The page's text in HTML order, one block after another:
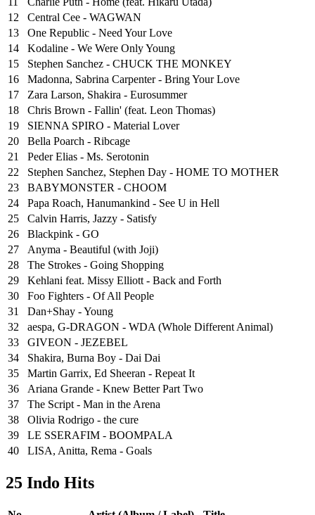
12
Central Cee - WAGWAN
13
One Republic - Need Your Love
14
Kodaline - We Were Only Young
15
Stephen Sanchez - CHUCK THE MONKEY
16
Madonna, Sabrina Carpenter - Bring Your Love
17
Zara Larson, Shakira - Eurosummer
18
Chris Brown - Fallin' (feat. Leon Thomas)
19
SIENNA SPIRO - Material Lover
20
Bella Poarch - Ribcage
21
Peder Elias - Ms. Serotonin
22
Stephen Sanchez, Stephen Day - HOME TO MOTHER
23
BABYMONSTER - CHOOM
24
Papa Roach, Hanumankind - See U in Hell
25
⁠Calvin Harris, Jazzy - Satisfy
26
Blackpink - GO
27
Anyma - Beautiful (with Joji)
28
The Strokes - Going Shopping
29
Kehlani feat. Missy Elliott - Back and Forth
30
Foo Fighters - Of All People
31
Dan+Shay - Young
32
aespa, G-DRAGON - WDA (Whole Different Animal)
33
GIVEON - JEZEBEL
34
Shakira, Burna Boy - Dai Dai
35
Martin Garrix, Ed Sheeran - Repeat It
36
Ariana Grande - Knew Better Part Two
37
The Script - Man in the Arena
38
Olivia Rodrigo - the cure
39
LE SSERAFIM - BOOMPALA
40
LISA, Anitta, Rema - Goals
25 Indo Hits